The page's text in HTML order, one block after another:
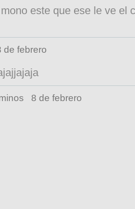
este que ese le ve el
de febrero
8 de febrero